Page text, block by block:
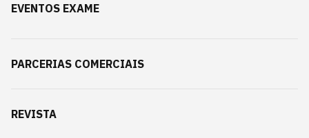
EVENTOS EXAME
PARCERIAS COMERCIAIS
REVISTA